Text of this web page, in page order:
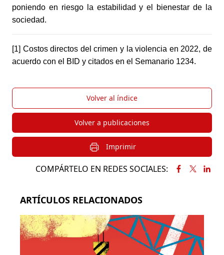
poniendo en riesgo la estabilidad y el bienestar de la
sociedad.
[1] Costos directos del crimen y la violencia en 2022, de
acuerdo con el BID y citados en el Semanario 1234.
Volver al índice
Volver a publicaciones
Imprimir
COMPÁRTELO EN REDES SOCIALES:
ARTÍCULOS RELACIONADOS